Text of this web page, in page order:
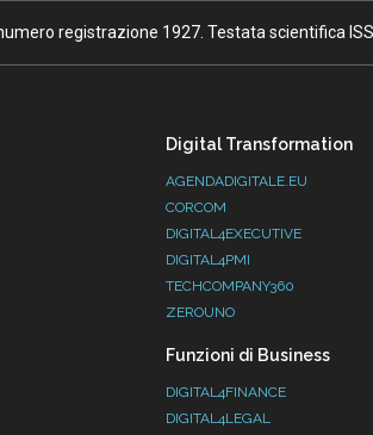
registrazione 1927. Testata scientifica
Digital Transformation
AGENDADIGITALE.EU
CORCOM
DIGITAL4EXECUTIVE
DIGITAL4PMI
TECHCOMPANY360
ZEROUNO
Funzioni di Business
DIGITAL4FINANCE
DIGITAL4LEGAL